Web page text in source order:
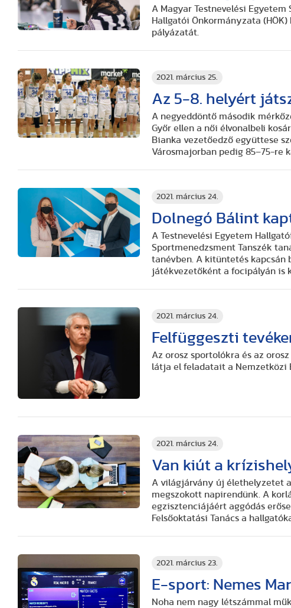
A Magyar Testnevelési Egyetem
Hallgatói Önkormányzata
pályázatát.
2021. március 25.
Az 5-8. helyért
A negyeddöntő második
Győr ellen a női élvonalbeli
Bianka vezetőedző együttese
Városmajorban pedig 85–75-re
2021. március 24.
Dolnegó Bálint
A Testnevelési Egyetem
Sportmenedzsment Tanszék
tanévben. A kitüntetés
játékvezetőként a focipályán is
2021. március 24.
Felfüggeszti
Az orosz sportolókra és az
látja el feladatait a Nemzetközi
2021. március 24.
Van kiút a
A világjárvány új élethelyzetet
megszokott napirendünk. A
egzisztenciájáért aggódás
Felsőoktatási Tanács a
2021. március 23.
E-sport: Nemes
Noha nem nagy létszámmal